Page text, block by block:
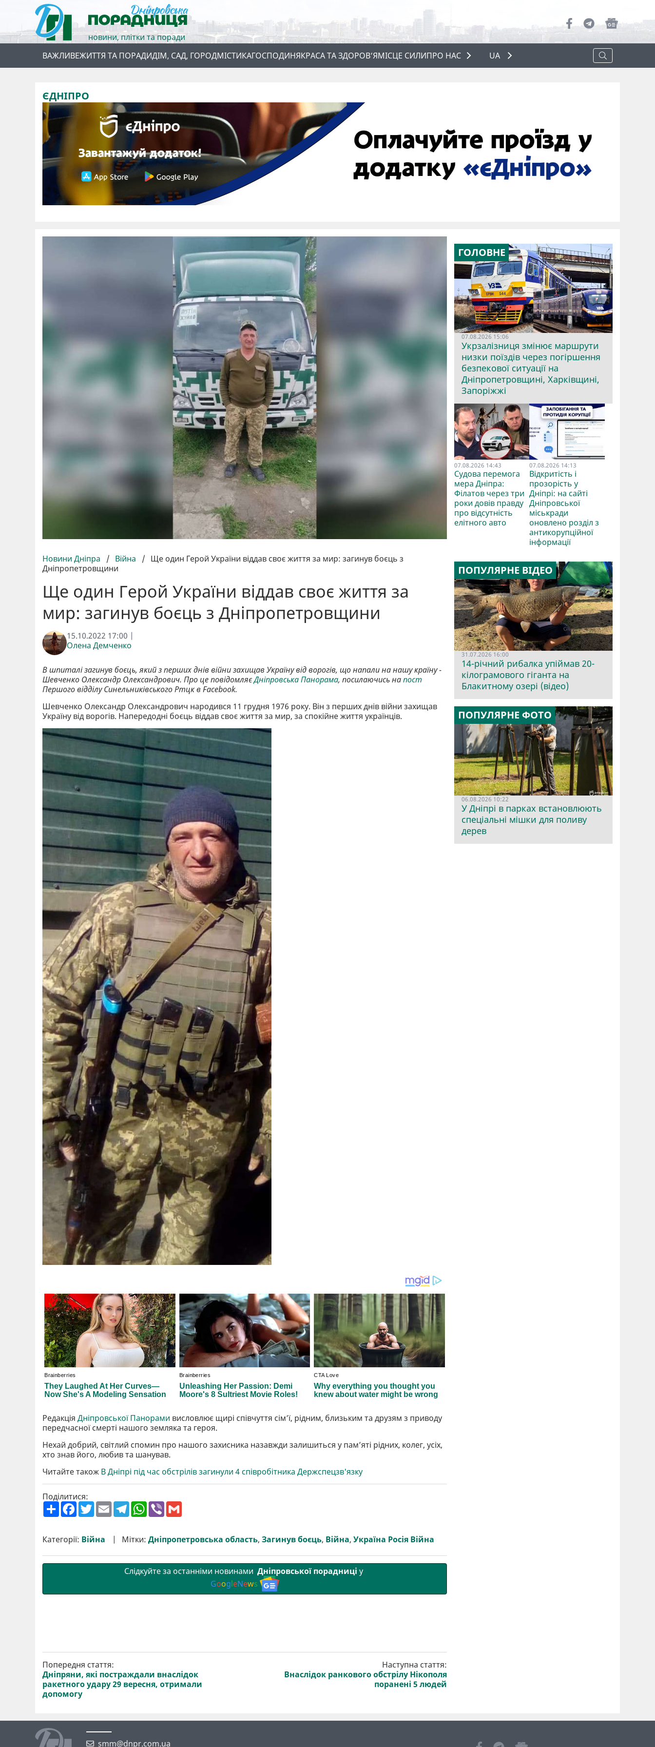
новини, плітки та поради
ВАЖЛИВЕЖИТТЯ ТА ПОРАДИДІМ, САД, ГОРОДМІСТИКАГОСПОДИНЯКРАСА ТА ЗДОРОВ’ЯМІСЦЕ СИЛИПРО НАС
ПРО НАС
UA
ЄДНІПРО
Новини Дніпра / Війна / Ще один Герой України віддав своє життя за мир: загинув боєць з
Дніпропетровщини
Ще один Герой України віддав своє життя за
мир: загинув боєць з Дніпропетровщини
15.10.2022 17:00 |
Олена Демченко
В шпиталі загинув боєць, який з перших днів війни захищав Україну від ворогів, що напали на нашу країну -
Шевченко Олександр Олександрович. Про це повідомляєДніпровська Панорама, посилаючись напост
Першого відділу Синельниківського Ртцк в Faсebook.
Шевченко Олександр Олександрович народився 11 грудня 1976 року. Він з перших днів війни захищав
Україну від ворогів. Напередодні боєць віддав своє життя за мир, за спокійне життя українців.
Редакція Дніпровської Панорами висловлює щирі співчуття сім’ї, рідним, близьким та друзям з приводу
передчасної смерті нашого земляка та героя.
Нехай добрий, світлий спомин про нашого захисника назавжди залишиться у пам’яті рідних, колег, усіх,
хто знав його, любив та шанував.
Читайте також В Дніпрі під час обстрілів загинули 4 співробітника Держспецзв'язку
Поділитися:
П
о
р
и
F
a
b
o
T
w
t
e
E
m
T
e
g
r
W
h
s
A
V
r l
Категорії: Війна Мітки: Дніпропетровська область, Загинув боєць, Війна, Україна Росія Війна
Слідкуйте за останніми новинами Дніпровської порадниці у
GoogleNews
Попередня стаття:
Дніпряни, які постраждали внаслідок
ракетного удару 29 вересня, отримали
допомогу
Наступна стаття:
Внаслідок ранкового обстрілу Нікополя
поранені 5 людей
ГОЛОВНЕ
07.08.2026 15:06
Укрзалізниця змінює маршрути
низки поїздів через погіршення
безпекової ситуації на
Дніпропетровщині, Харківщині,
Запоріжжі
07.08.2026 14:43
Судова перемога
мера Дніпра:
Філатов через три
роки довів правду
про відсутність
елітного авто
07.08.2026 14:13
Відкритість і
прозорість у
Дніпрі: на сайті
Дніпровської
міськради
оновлено розділ з
антикорупційної
інформації
ПОПУЛЯРНЕ ВІДЕО
31.07.2026 16:00
14-річний рибалка упіймав 20-
кілограмового гіганта на
Блакитному озері (відео)
ПОПУЛЯРНЕ ФОТО
06.08.2026 10:22
У Дніпрі в парках встановлюють
спеціальні мішки для поливу
дерев
smm@dnpr.com.ua